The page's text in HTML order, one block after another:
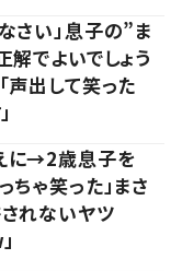
さい」息子の”ま
でよいでしょう
声出して笑った
に→2歳息子を
ゃ笑った」まさ
れないヤツ